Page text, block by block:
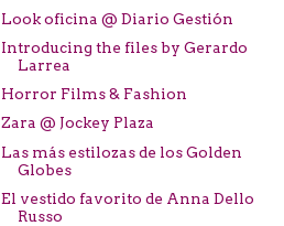
Look oficina @ Diario Gestión
Introducing the files by Gerardo
Larrea
Horror Films & Fashion
Zara @ Jockey Plaza
Las más estilozas de los Golden
Globes
El vestido favorito de Anna Dello
Russo